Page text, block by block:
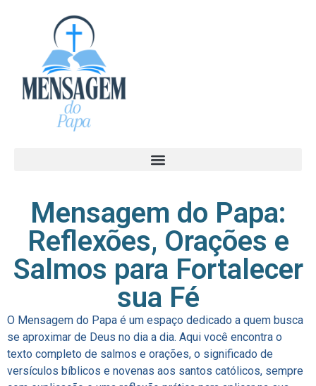
Mensagem do Papa:
Reflexões, Orações e
Salmos para Fortalecer
sua Fé
O Mensagem do Papa é um espaço dedicado a quem busca
se aproximar de Deus no dia a dia. Aqui você encontra o
texto completo de salmos e orações, o significado de
versículos bíblicos e novenas aos santos católicos, sempre